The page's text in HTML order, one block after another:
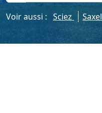
Voir aussi : Sciez Saxel